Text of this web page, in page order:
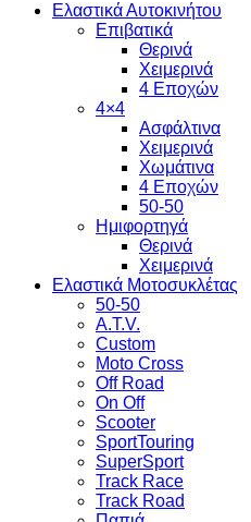
Ελαστικά Αυτοκινήτου
Επιβατικά
Θερινά
Χειμερινά
4 Εποχών
4×4
Ασφάλτινα
Χειμερινά
Χωμάτινα
4 Εποχών
50-50
Ημιφορτηγά
Θερινά
Χειμερινά
Ελαστικά Μοτοσυκλέτας
50-50
A.T.V.
Custom
Moto Cross
Off Road
On Off
Scooter
SportTouring
SuperSport
Track Race
Track Road